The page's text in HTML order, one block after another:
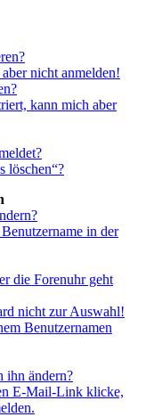
nicht anmelden!
kann mich aber
löschen“?
in der
die Forenuhr geht
nicht zur Auswahl!
Benutzernamen
ihn ändern?
E-Mail-Link klicke,